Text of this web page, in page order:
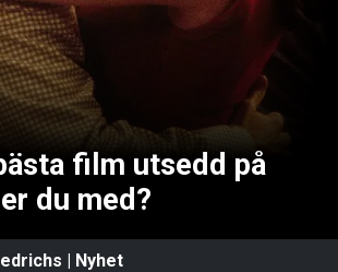
film utsedd på
du med?
| Nyhet